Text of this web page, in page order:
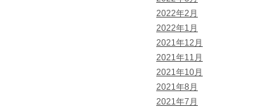
2022年2月
2022年1月
2021年12月
2021年11月
2021年10月
2021年8月
2021年7月